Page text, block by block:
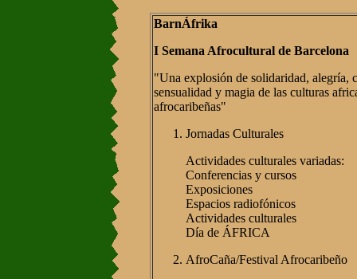
BarnÁfrika
I Semana Afrocultural de Barcelona
"Una explosión de solidaridad, alegría,
sensualidad y magia de las culturas
afrocaribeñas"
Jornadas Culturales
Actividades culturales variadas:
Conferencias y cursos
Exposiciones
Espacios radiofónicos
Actividades culturales
Día de ÁFRICA
AfroCaña/Festival Afrocaribeño